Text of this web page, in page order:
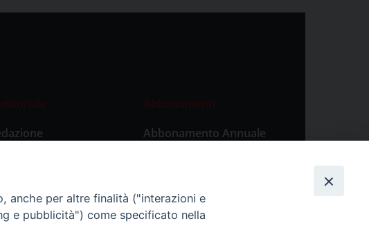
Abbonamenti
Abbonamento Annuale
Abbonamento Singola
anche per altre finalità ("interazioni e
e pubblicità") come specificato nella